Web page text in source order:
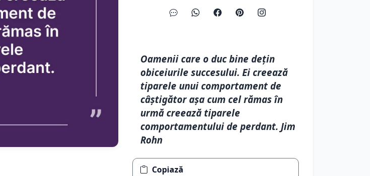
Oamenii care o duc bine deţin
obiceiurile succesului. Ei creează
tiparele unui comportament de
câştigător aşa cum cel rămas în
urmă creează tiparele
comportamentului de perdant. Jim
Rohn
Copiază